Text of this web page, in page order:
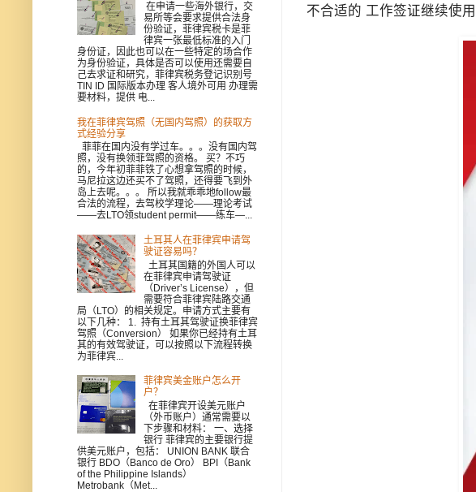
不合适的 工作签证继续使用
在申请一些海外银行，交
易所等会要求提供合法身
份验证，菲律宾税卡是菲
律宾一张最低标准的入门
身份证，因此也可以在一些特定的场合作
为身份验证，具体是否可以使用还需要自
己去求证和研究，菲律宾税务登记识别号
TIN ID 国际版本办理 客人境外可用 办理需
要材料，提供 电...
我在菲律宾驾照（无国内驾照）的获取方
式经验分享
菲菲在国内没有学过车。。。没有国内驾
照，没有换领菲驾照的资格。 买？不巧
的，今年初菲菲铁了心想拿驾照的时候，
马尼拉这边还买不了驾照，还得要飞到外
岛上去呢。。。 所以我就乖乖地follow最
合法的流程，去驾校学理论——理论考试
——去LTO领student permit——练车—...
土耳其人在菲律宾申请驾
驶证容易吗？
土耳其国籍的外国人可以
在菲律宾申请驾驶证
（Driver’s License），但
需要符合菲律宾陆路交通
局（LTO）的相关规定。申请方式主要有
以下几种： 1. 持有土耳其驾驶证换菲律宾
驾照（Conversion） 如果你已经持有土耳
其的有效驾驶证，可以按照以下流程转换
为菲律宾...
菲律宾美金账户怎么开
户？
在菲律宾开设美元账户
（外币账户）通常需要以
下步骤和材料： 一、选择
银行 菲律宾的主要银行提
供美元账户，包括： UNION BANK 联合
银行 BDO（Banco de Oro） BPI（Bank
of the Philippine Islands）
Metrobank（Met...